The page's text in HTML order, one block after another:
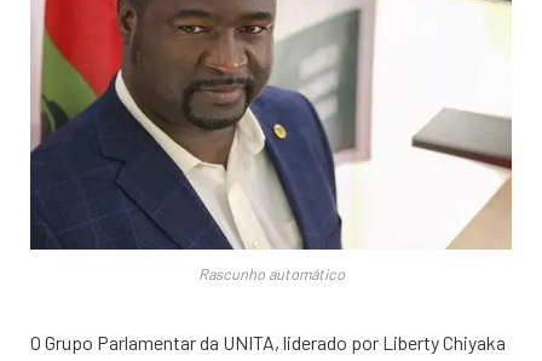
Rascunho automático
O Grupo Parlamentar da UNITA, liderado por Liberty Chiyaka